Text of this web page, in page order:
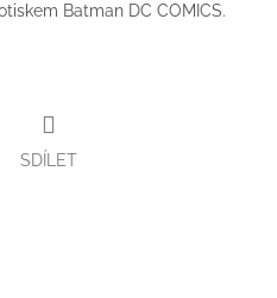
Batman DC COMICS.
SDÍLET